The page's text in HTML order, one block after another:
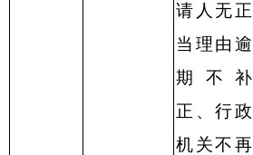
请人无正
当理由逾
期不补
正、行政
机关不再